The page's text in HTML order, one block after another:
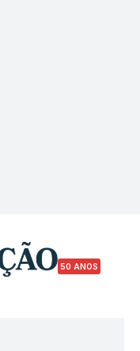
50 ANOS